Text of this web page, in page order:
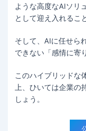
ような高度なAIソリ
として迎え入れるこ
そして、AIに任せら
できない「感情に寄
このハイブリッドな
上、ひいては企業の
しょう。